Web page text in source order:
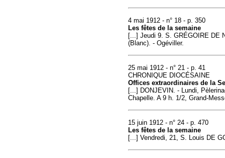
4 mai 1912 - n° 18 - p. 350
Les fêtes de la semaine
[...] Jeudi 9. S. GRÉGOIRE DE
(Blanc). - Ogéviller.
25 mai 1912 - n° 21 - p. 41
CHRONIQUE DIOCÉSAINE
Offices extraordinaires de la
[...] DONJEVIN. - Lundi,
Chapelle. A 9 h. 1/2, Grand-
15 juin 1912 - n° 24 - p. 470
Les fêtes de la semaine
[...] Vendredi, 21, S. Louis DE